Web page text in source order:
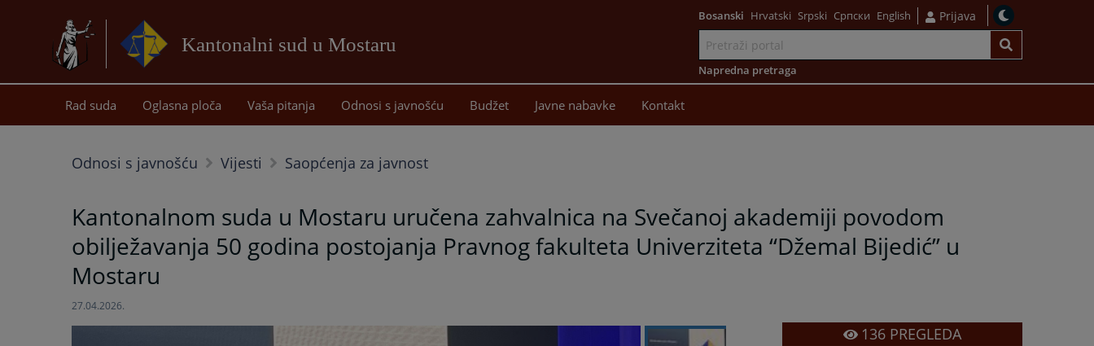
Kantonalni sud u Mostaru
sadržaj
Bosanski Hrvatski Srpski Српски English Prijava
Napredna pretraga
Rad suda Oglasna ploča Vaša pitanja Odnosi s javnošću Budžet Javne nabavke Kontakt
Odnosi s javnošću Vijesti Saopćenja za javnost
Kantonalnom suda u Mostaru uručena zahvalnica na Svečanoj akademiji povodom
obilježavanja 50 godina postojanja Pravnog fakulteta Univerziteta “Džemal Bijedić” u
Mostaru
27.04.2026.
136PREGLEDA